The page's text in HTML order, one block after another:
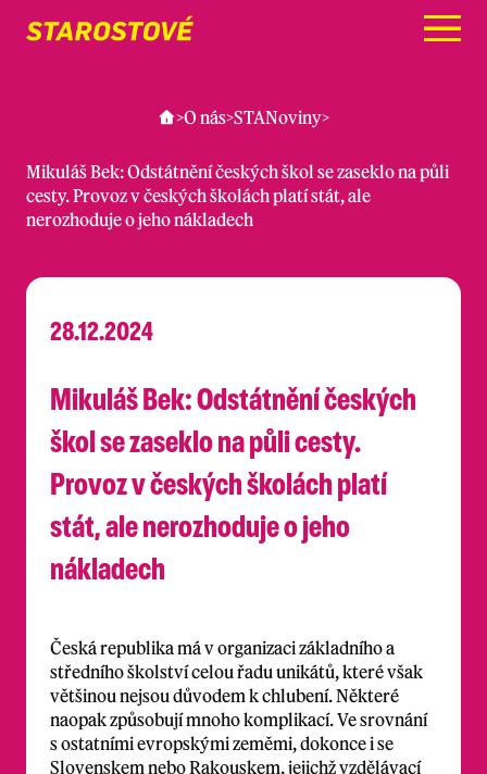
Menu
>O nás>STANoviny>
Mikuláš Bek: Odstátnění českých škol se zaseklo na půli
cesty. Provoz v českých školách platí stát, ale
nerozhoduje o jeho nákladech
28.12.2024
Mikuláš Bek: Odstátnění českých
škol se zaseklo na půli cesty.
Provoz v českých školách platí
stát, ale nerozhoduje o jeho
nákladech
Česká republika má v organizaci základního a
středního školství celou řadu unikátů, které však
většinou nejsou důvodem k chlubení. Některé
naopak způsobují mnoho komplikací. Ve srovnání
s ostatními evropskými zeměmi, dokonce i se
Slovenskem nebo Rakouskem, jejichž vzdělávací